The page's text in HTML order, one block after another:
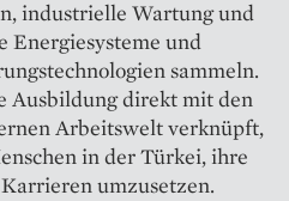
industrielle Wartung und
Energiesysteme und
sammeln.
Ausbildung direkt mit den
Arbeitswelt verknüpft,
in der Türkei, ihre
umzusetzen.